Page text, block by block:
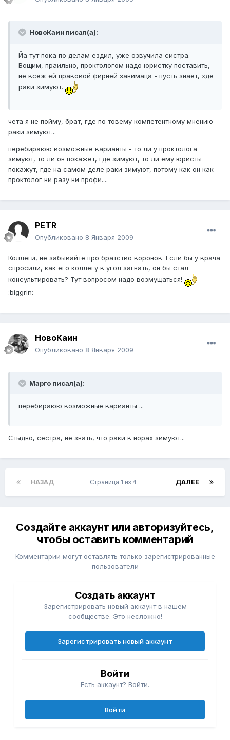
НовоКаин писал(а):
Йа тут пока по делам ездил, уже озвучила систра.
Вощим, праильно, проктологом надо юристку поставить,
не всеж ей правовой фирней занимаца - пусть знает, хде
раки зимуют.
чета я не пойму, брат, где по товему компетентному мнению
раки зимуют...
перебираюю возможные варианты - то ли у проктолога
зимуют, то ли он покажет, где зимуют, то ли ему юристы
покажут, где на самом деле раки зимуют, потому как он как
проктолог ни разу ни профи....
PETR
Опубликовано 8 Января 2009
Коллеги, не забывайте про братство воронов. Если бы у врача
спросили, как его коллегу в угол загнать, он бы стал
консультировать? Тут вопросом надо возмущаться!
:biggrin:
НовоКаин
Опубликовано 8 Января 2009
Марго писал(а):
перебираюю возможные варианты ...
Стыдно, сестра, не знать, что раки в норах зимуют...
НАЗАД ДАЛЕЕ
Страница 1 из 4
Создайте аккаунт или авторизуйтесь,
чтобы оставить комментарий
Комментарии могут оставлять только зарегистрированные
пользователи
Создать аккаунт
Зарегистрировать новый аккаунт в нашем
сообществе. Это несложно!
Зарегистрировать новый аккаунт
Войти
Есть аккаунт? Войти.
Войти